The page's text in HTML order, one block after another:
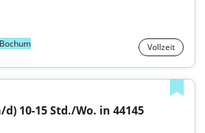
Bochum Vollzeit
10-15 Std./Wo. in 44145